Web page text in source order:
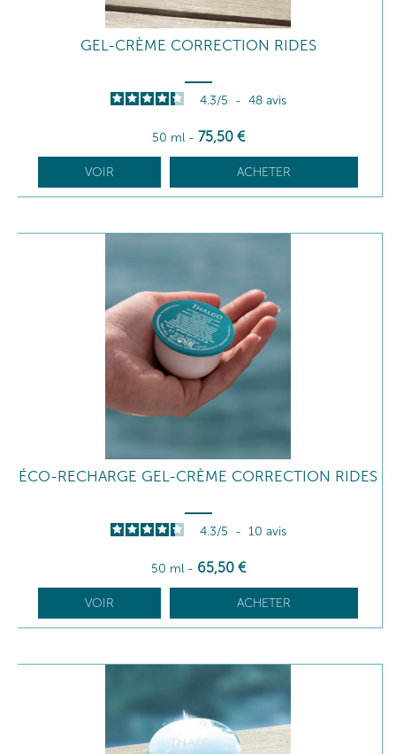
GEL-CRÈME CORRECTION RIDES
4.3/5 - 48 avis
50 ml - 75,50 €
VOIR ACHETER
ÉCO-RECHARGE GEL-CRÈME CORRECTION RIDES
4.3/5 - 10 avis
50 ml - 65,50 €
VOIR ACHETER